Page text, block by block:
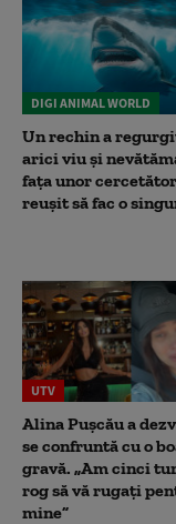
DIGI ANIMAL WORLD
Un rechin a
arici viu și
fața unor
reușit să fac o
UTV
Alina Pușcău a
se confruntă cu o
gravă. „Am cinci
rog să vă rugați
mine”